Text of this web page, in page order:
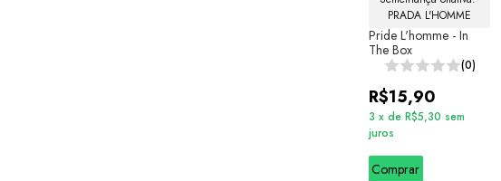
PRADA L'HOMME
Pride L'homme - In
The Box
(0)
R$15,90
3 x de R$5,30 sem
juros
Comprar